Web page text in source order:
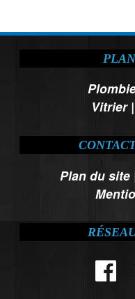
Vitrier|
Plan du site